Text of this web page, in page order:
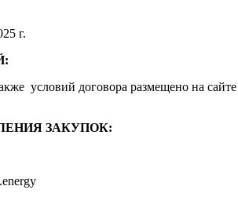
г.
условий договора размещено на
ЗАКУПОК: